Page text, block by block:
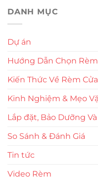
DANH MỤC
Dự án
Hướng Dẫn Chọn
Kiến Thức Về Rèm Cửa
Kinh Nghiệm & Mẹo
Lắp đặt, Bảo Dưỡng
So Sánh & Đánh Giá
Tin tức
Video Rèm